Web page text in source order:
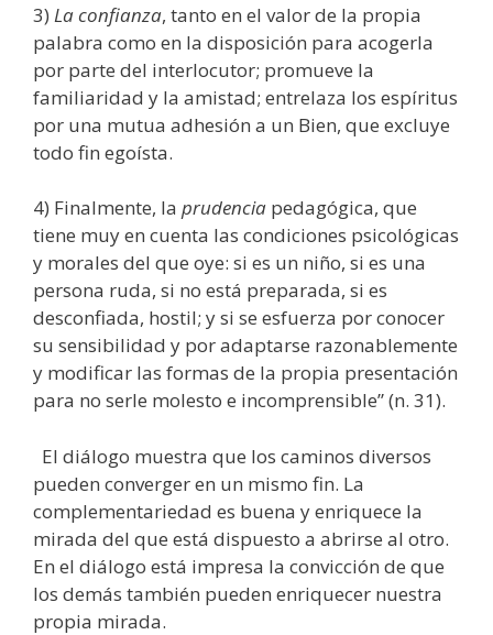
3) La confianza, tanto en el valor de la propia
palabra como en la disposición para acogerla
por parte del interlocutor; promueve la
familiaridad y la amistad; entrelaza los espíritus
por una mutua adhesión a un Bien, que excluye
todo fin egoísta.
4) Finalmente, la prudencia pedagógica, que
tiene muy en cuenta las condiciones psicológicas
y morales del que oye: si es un niño, si es una
persona ruda, si no está preparada, si es
desconfiada, hostil; y si se esfuerza por conocer
su sensibilidad y por adaptarse razonablemente
y modificar las formas de la propia presentación
para no serle molesto e incomprensible” (n. 31).
El diálogo muestra que los caminos diversos
pueden converger en un mismo fin. La
complementariedad es buena y enriquece la
mirada del que está dispuesto a abrirse al otro.
En el diálogo está impresa la convicción de que
los demás también pueden enriquecer nuestra
propia mirada.